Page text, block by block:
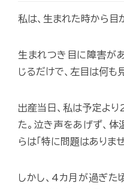
私は、生まれた時から目
生まれつき目に障害が
じるだけで、左目は何も
出産当日、私は予定よ
た。泣き声をあげず、
らは「特に問題はありま
しかし、4カ月が過ぎた